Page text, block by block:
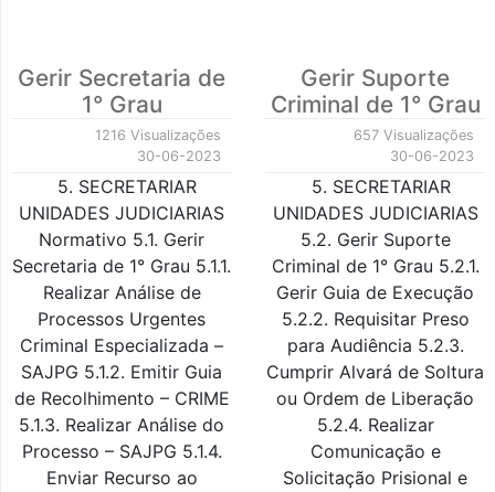
Gerir Secretaria de
1° Grau
1216 Visualizações
30-06-2023
5. SECRETARIAR
UNIDADES JUDICIARIAS
Normativo 5.1. Gerir
Secretaria de 1° Grau 5.1.1.
Realizar Análise de
Processos Urgentes
Criminal Especializada –
SAJPG 5.1.2. Emitir Guia
de Recolhimento – CRIME
5.1.3. Realizar Análise do
Processo – SAJPG 5.1.4.
Enviar Recurso ao
Gerir Suporte
Criminal de 1° Grau
657 Visualizações
30-06-2023
5. SECRETARIAR
UNIDADES JUDICIARIAS
5.2. Gerir Suporte
Criminal de 1° Grau 5.2.1.
Gerir Guia de Execução
5.2.2. Requisitar Preso
para Audiência 5.2.3.
Cumprir Alvará de Soltura
ou Ordem de Liberação
5.2.4. Realizar
Comunicação e
Solicitação Prisional e